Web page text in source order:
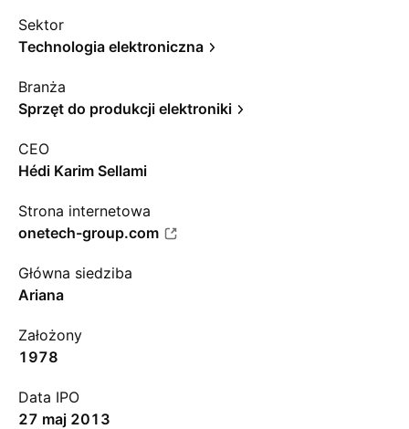
Sektor
Technologia elektroniczna
Branża
Sprzęt do produkcji elektroniki
CEO
Hédi Karim Sellami
Strona internetowa
onetech-group.com
Główna siedziba
Ariana
Założony
1978
Data IPO
27 maj 2013